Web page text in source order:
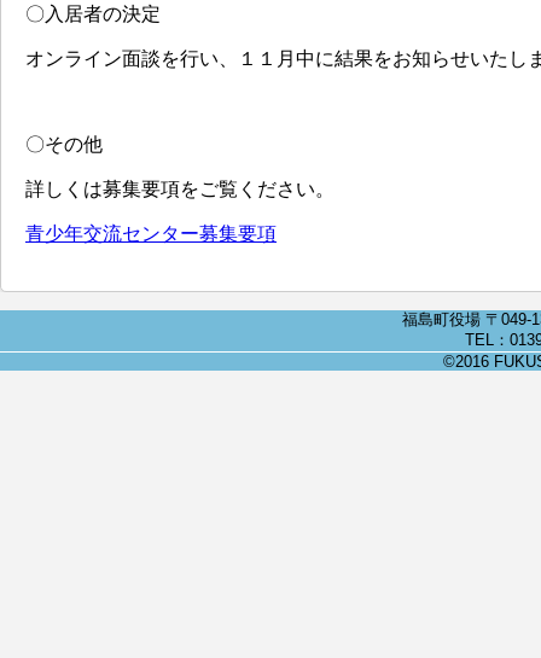
〇入居者の決定
オンライン面談を行い、１１月中に結果をお知らせいたし
〇その他
詳しくは募集要項をご覧ください。
青少年交流センター募集要項
福島町役場 〒049-
TEL：
©2016